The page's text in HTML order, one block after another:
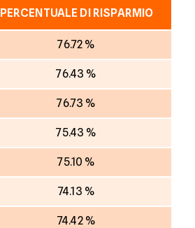
PERCENTUALE DI RISPARMIO
76.72 %
76.43 %
76.73 %
75.43 %
75.10 %
74.13 %
74.42 %